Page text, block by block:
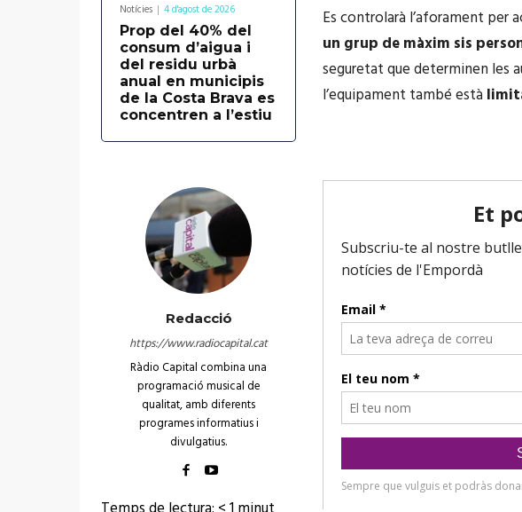
Notícies 4 d'agost de 2026
Prop del 40% del
consum d’aigua i
del residu urbà
anual en municipis
de la Costa Brava es
concentren a l’estiu
Redacció
https://www.radiocapital.cat
Ràdio Capital combina una
programació musical de
qualitat, amb diferents
programes informatius i
divulgatius.
Es controlarà l’aforament per
un grup de màxim sis
seguretat que determinen les
l’equipament també està